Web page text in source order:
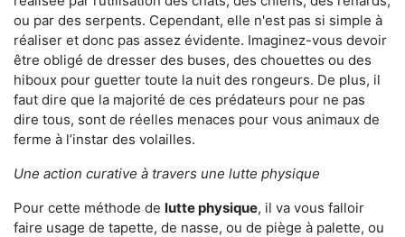
ou par des serpents. Cependant, elle n'est pas si simple à
réaliser et donc pas assez évidente. Imaginez-vous devoir
être obligé de dresser des buses, des chouettes ou des
hiboux pour guetter toute la nuit des rongeurs. De plus, il
faut dire que la majorité de ces prédateurs pour ne pas
dire tous, sont de réelles menaces pour vous animaux de
ferme à l’instar des volailles.
Une action curative à travers une lutte physique
Pour cette méthode de lutte physique, il va vous falloir
faire usage de tapette, de nasse, ou de piège à palette, ou